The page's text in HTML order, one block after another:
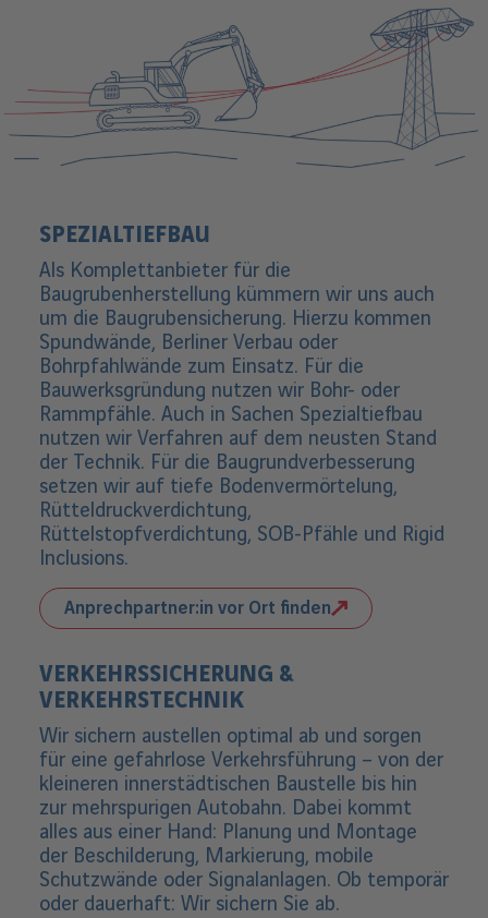
SPEZIALTIEFBAU
Als Komplettanbieter für die
Baugrubenherstellung kümmern wir uns auch
um die Baugrubensicherung. Hierzu kommen
Spundwände, Berliner Verbau oder
Bohrpfahlwände zum Einsatz. Für die
Bauwerksgründung nutzen wir Bohr- oder
Rammpfähle. Auch in Sachen Spezialtiefbau
nutzen wir Verfahren auf dem neusten Stand
der Technik. Für die Baugrundverbesserung
setzen wir auf tiefe Bodenvermörtelung,
Rütteldruckverdichtung,
Rüttelstopfverdichtung, SOB-Pfähle und Rigid
Inclusions.
Anprechpartner:in vor Ort finden
VERKEHRSSICHERUNG &
VERKEHRSTECHNIK
Wir sichern austellen optimal ab und sorgen
für eine gefahrlose Verkehrsführung – von der
kleineren innerstädtischen Baustelle bis hin
zur mehrspurigen Autobahn. Dabei kommt
alles aus einer Hand: Planung und Montage
der Beschilderung, Markierung, mobile
Schutzwände oder Signalanlagen. Ob temporär
oder dauerhaft: Wir sichern Sie ab.